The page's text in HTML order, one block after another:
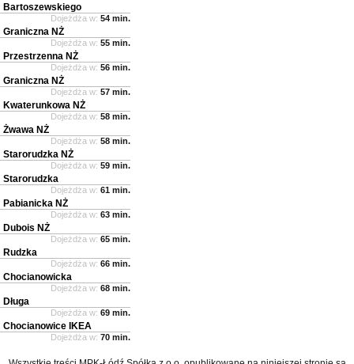
Bartoszewskiego
Dojeżdża w: 54 min.
Graniczna NŻ
Dojeżdża w: 55 min.
Przestrzenna NŻ
Dojeżdża w: 56 min.
Graniczna NŻ
Dojeżdża w: 57 min.
Kwaterunkowa NŻ
Dojeżdża w: 58 min.
Żwawa NŻ
Dojeżdża w: 58 min.
Starorudzka NŻ
Dojeżdża w: 59 min.
Starorudzka
Dojeżdża w: 61 min.
Pabianicka NŻ
Dojeżdża w: 63 min.
Dubois NŻ
Dojeżdża w: 65 min.
Rudzka
Dojeżdża w: 66 min.
Chocianowicka
Dojeżdża w: 68 min.
Długa
Dojeżdża w: 69 min.
Chocianowice IKEA
Dojeżdża w: 70 min.